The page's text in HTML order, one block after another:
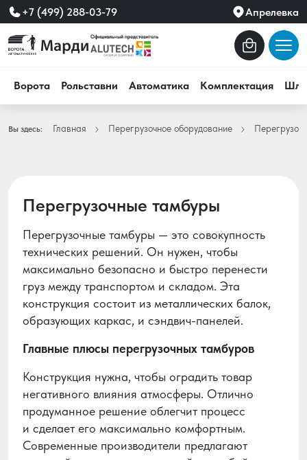
+7 (499) 288-03-79 Апрелевка
Ворота Рольставни Автоматика Комплектация
Вы здесь: Главная Перегрузочное оборудование
Перегрузочные тамбуры
Перегрузочные тамбуры — это совокупность
технических решений. Он нужен, чтобы
максимально безопасно и быстро перенести
груз между транспортом и складом. Эта
конструкция состоит из металлических балок,
образующих каркас, и сэндвич-панелей.
Главные плюсы перегрузочных тамбуров
Конструкция нужна, чтобы оградить товар
негативного влияния атмосферы. Отлично
продуманное решение облегчит процесс
и сделает его максимально комфортным.
Современные производители предлагают